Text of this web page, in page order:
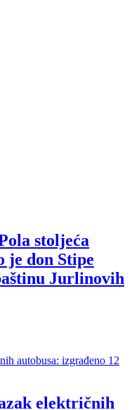
stoljeća
je don Stipe
Jurlinovih
električnih